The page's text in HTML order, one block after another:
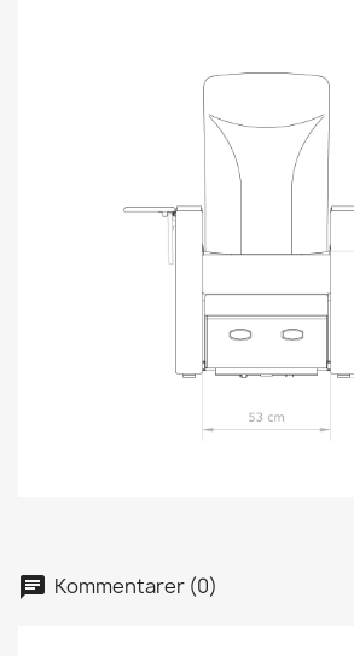
Kommentarer (0)